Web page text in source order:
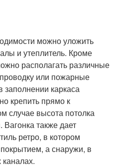
можно уложить
и утеплитель. Кроме
располагать различные
или пожарные
заполнении каркаса
крепить прямо к
случае высота потолка
Вагонка также дает
ретро, в котором
а снаружи, в